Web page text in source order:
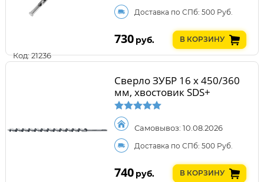
Код: 21236
Доставка по СПб: 500 Руб.
730 руб. В КОРЗИНУ
Сверло ЗУБР 16 x 450/360
мм, хвостовик SDS+
Самовывоз: 10.08.2026
Доставка по СПб: 500 Руб.
740 руб. В КОРЗИНУ